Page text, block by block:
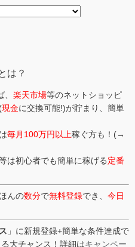
は？
楽天市場等のネットショッピ
現金に交換可能!)が貯まり、簡単
毎月100万円以上稼ぐ方も！(→
は初心者でも簡単に稼げる定番
んの数分で無料登録でき、 今日
」に新規登録+簡単な条件達成で
る大チャンス！詳細はキャンペー